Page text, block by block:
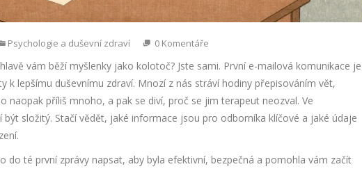
Psychologie a duševní zdraví 0 Komentáře
vám běží myšlenky jako kolotoč? Jste sami. První e-mailová komunikace je
k lepšímu duševnímu zdraví. Mnozí z nás stráví hodiny přepisováním vět,
naopak příliš mnoho, a pak se diví, proč se jim terapeut neozval. Ve
složitý. Stačí vědět, jaké informace jsou pro odborníka klíčové a jaké údaje
do té první zprávy napsat, aby byla efektivní, bezpečná a pomohla vám začít